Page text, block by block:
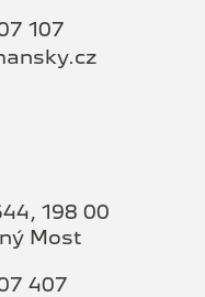
107
198 00
Most
407